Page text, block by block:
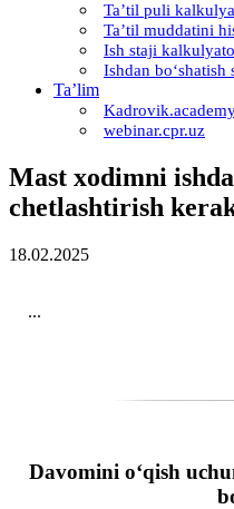
Ta’til puli
Ta’til muddatini
Ish staji
Ishdan
Ta’lim
webinar.cpr.uz
Mast хodimni
chetlashtirish
18.02.2025
...
Davomini oʻqish